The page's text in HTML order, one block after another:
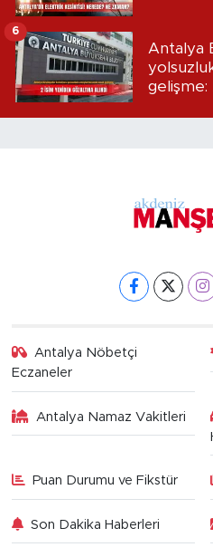
Antalya
gelişme:
6
Antalya Nöbetçi
Eczaneler
Antalya Namaz Vakitleri
Puan Durumu ve Fikstür
Son Dakika Haberleri